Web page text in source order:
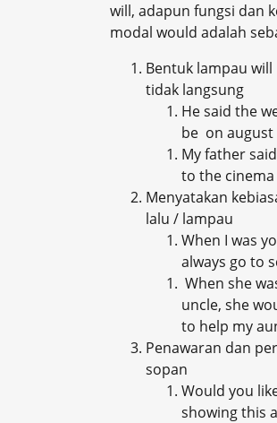
will, adapun fungsi dan
modal would adalah
Bentuk lampau
tidak langsung
He said the
be on august
My father
to the cinema
Menyatakan
lalu / lampau
When I was
always go to
When she
uncle, she
to help my
Penawaran dan
sopan
Would you
showing this